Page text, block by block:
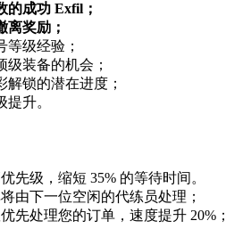
的成功 Exfil；
离奖励；
等级经验；
级装备的机会；
锁的潜在进度；
升。
先级，缩短 35% 的等待时间。
由下一位空闲的代练员处理；
先处理您的订单，速度提升 20%；